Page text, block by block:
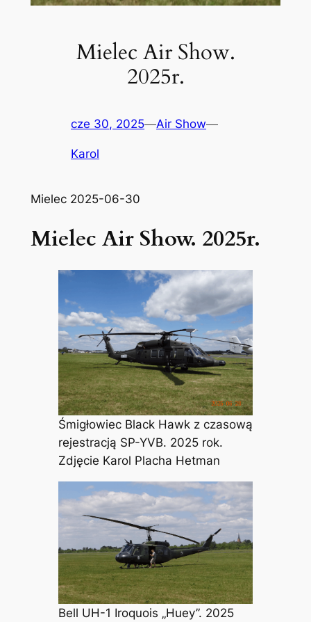
Mielec Air Show.
2025r.
cze 30, 2025—Air Show—
Karol
Mielec 2025-06-30
Mielec Air Show. 2025r.
Śmigłowiec Black Hawk z czasową
rejestracją SP-YVB. 2025 rok.
Zdjęcie Karol Placha Hetman
Bell UH-1 Iroquois „Huey”. 2025